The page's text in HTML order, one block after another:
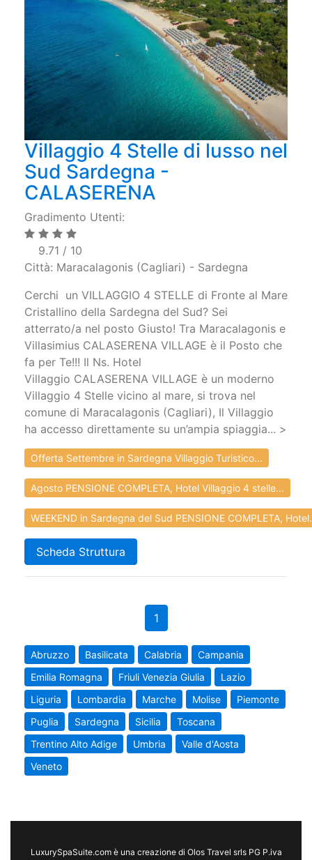
Villaggio 4 Stelle di lusso nel
Sud Sardegna -
CALASERENA
Gradimento Utenti:
9.71 / 10
Città: Maracalagonis (Cagliari) - Sardegna
Cerchi un VILLAGGIO 4 STELLE di Fronte al Mare
Cristallino della Sardegna del Sud? Sei
atterrato/a nel posto Giusto! Tra Maracalagonis e
Villasimius CALASERENA VILLAGE è il Posto che
fa per Te!!! Il Ns. Hotel
Villaggio CALASERENA VILLAGE è un moderno
Villaggio 4 Stelle vicino al mare, si trova nel
comune di Maracalagonis (Cagliari), Il Villaggio
ha accesso direttamente su un’ampia spiaggia... >
Offerta Settembre in Sardegna Villaggio Turistico...
Agosto PENSIONE COMPLETA, Hotel Villaggio 4 stelle...
WEEKEND in Sardegna del Sud PENSIONE COMPLETA,
Scheda Struttura
1
Abruzzo Basilicata Calabria
Campania
Emilia Romagna
Friuli Venezia Giulia
Lazio
Liguria
Lombardia Marche Molise
Piemonte
Puglia
Sardegna Sicilia
Toscana
Trentino Alto Adige
Umbria
Valle d'Aosta
Veneto
LuxurySpaSuite.com è una creazione di Olos Travel srls PG P.iva